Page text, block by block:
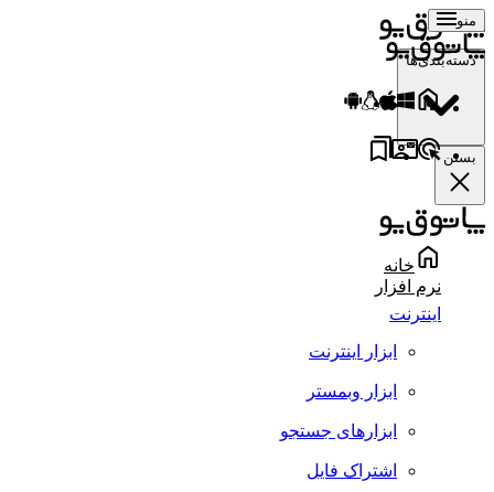
منو
دسته‌بندی‌ها
بستن
خانه
نرم افزار
اینترنت
ابزار اینترنت
ابزار وبمستر
ابزارهای جستجو
اشتراک فایل